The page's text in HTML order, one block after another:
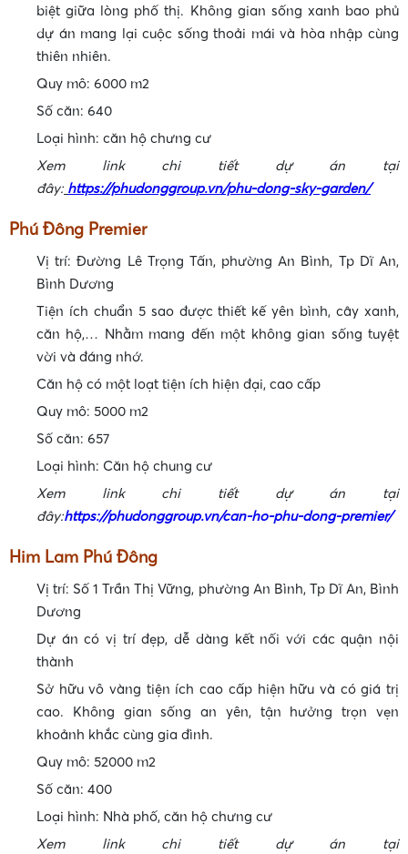
•
biệt giữa lòng phố thị. Không gian sống xanh bao phủ
dự án mang lại cuộc sống thoải mái và hòa nhập cùng
thiên nhiên.
Quy mô: 6000 m2
Số căn: 640
Loại hình: căn hộ chưng cư
Xem link chi tiết dự án tại
đây: https://phudonggroup.vn/phu-dong-sky-garden/
Phú Đông Premier
Vị trí: Đường Lê Trọng Tấn, phường An Bình, Tp Dĩ An,
Bình Dương
Tiện ích chuẩn 5 sao được thiết kế yên bình, cây xanh,
căn hộ,… Nhằm mang đến một không gian sống tuyệt
vời và đáng nhớ.
Căn hộ có một loạt tiện ích hiện đại, cao cấp
Quy mô: 5000 m2
Số căn: 657
Loại hình: Căn hộ chung cư
Xem link chi tiết dự án tại
đây:https://phudonggroup.vn/can-ho-phu-dong-premier/
Him Lam Phú Đông
Vị trí: Số 1 Trần Thị Vững, phường An Bình, Tp Dĩ An, Bình
Dương
Dự án có vị trí đẹp, dễ dàng kết nối với các quận nội
thành
Sở hữu vô vàng tiện ích cao cấp hiện hữu và có giá trị
cao. Không gian sống an yên, tận hưởng trọn vẹn
khoảnh khắc cùng gia đình.
Quy mô: 52000 m2
Số căn: 400
Loại hình: Nhà phố, căn hộ chưng cư
Xem link chi tiết dự án tại